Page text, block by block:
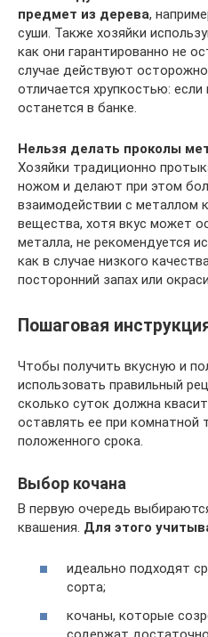
предмет из дерева,
суши. Также хозяйки
как они гарантированно не
случае действуют
отличается хрупкостью:
останется в банке.
Нельзя делать проколы
Хозяйки традиционно
ножом и делают при этом
взаимодействии с металлом
вещества, хотя вкус может
металла, не рекомендуется
как в случае низкого
посторонний запах или
Пошаговая
Чтобы получить вкусную и
использовать правильный
сколько суток должна
оставлять ее при комнатной
положенного срока.
Выбор кочана
В первую очередь
квашения. Для этого
идеально подходят
сорта;
кочаны, которые